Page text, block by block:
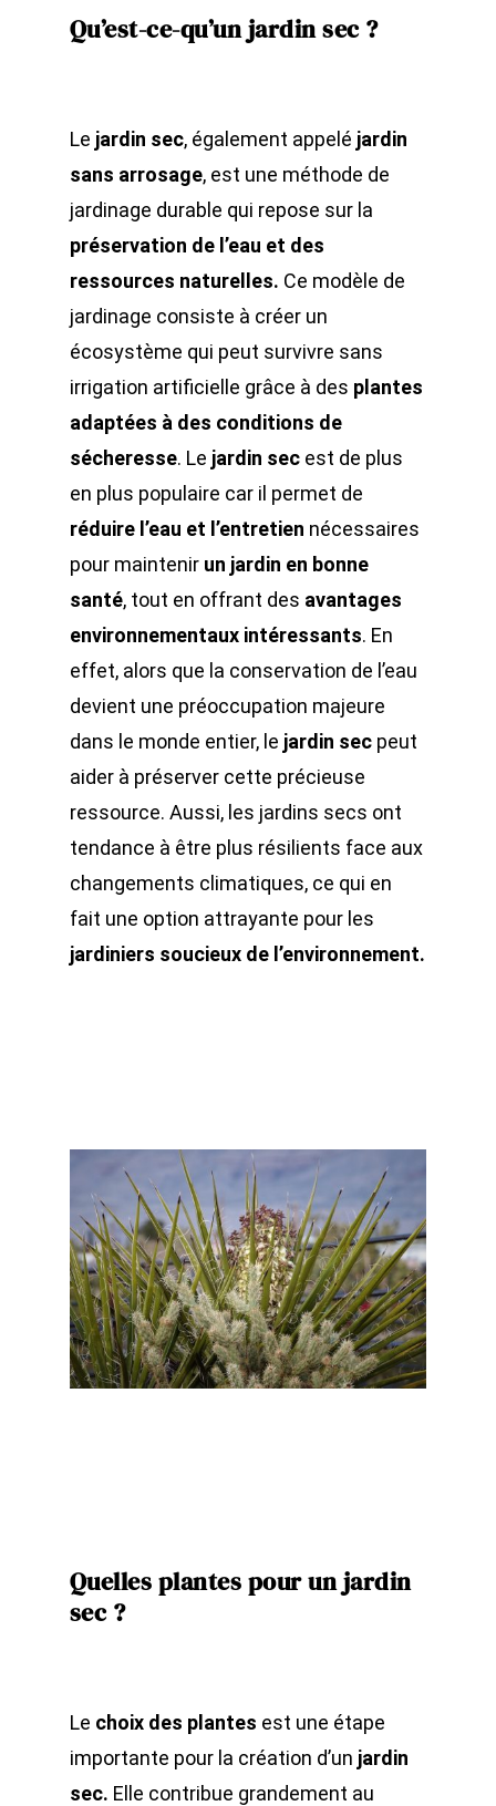
Qu’est-ce-qu’un jardin sec ?
Le jardin sec, également appelé jardin
sans arrosage, est une méthode de
jardinage durable qui repose sur la
préservation de l’eau et des
ressources naturelles. Ce modèle de
jardinage consiste à créer un
écosystème qui peut survivre sans
irrigation artificielle grâce à des plantes
adaptées à des conditions de
sécheresse. Le jardin secest de plus
en plus populaire car il permet de
réduire l’eau et l’entretien nécessaires
pour maintenir un jardin en bonne
santé, tout en offrant des avantages
environnementaux intéressants. En
effet, alors que la conservation de l’eau
devient une préoccupation majeure
dans le monde entier, le jardin secpeut
aider à préserver cette précieuse
ressource. Aussi, les jardins secs ont
tendance à être plus résilients face aux
changements climatiques, ce qui en
fait une option attrayante pour les
jardiniers soucieux de l’environnement.
Quelles plantes pour un jardin
sec ?
Le choix des plantes est une étape
importante pour la création d’un jardin
sec. Elle contribue grandement au